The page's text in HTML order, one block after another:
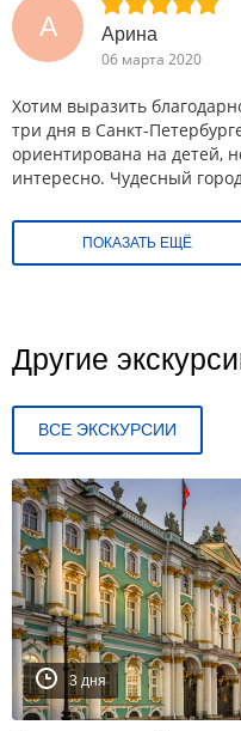
А
Арина
06 марта 2020
Хотим выразить
три дня в Санкт-
ориентирована на детей,
интересно. Чудесный
ПОКАЗАТЬ ЕЩЁ
Другие
ВСЕ ЭКСКУРСИИ
3 дня